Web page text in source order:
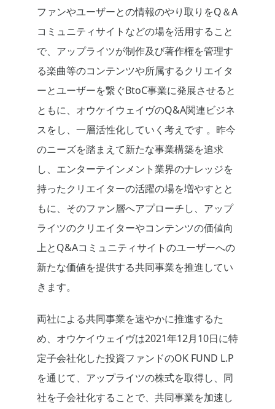
ファンやユーザーとの情報のやり取りをQ＆A
コミュニティサイトなどの場を活用すること
で、アップライツが制作及び著作権を管理す
る楽曲等のコンテンツや所属するクリエイタ
ーとユーザーを繋ぐBtoC事業に発展させると
ともに、オウケイウェイヴのQ&A関連ビジネ
スをし、一層活性化していく考えです 。昨今
のニーズを踏まえて新たな事業構築を追求
し、エンターテインメント業界のナレッジを
持ったクリエイターの活躍の場を増やすとと
もに、そのファン層へアプローチし、アップ
ライツのクリエイターやコンテンツの価値向
上とQ&Aコミュニティサイトのユーザーへの
新たな価値を提供する共同事業を推進してい
きます。
両社による共同事業を速やかに推進するた
め、オウケイウェイヴは2021年12月10日に特
定子会社化した投資ファンドのOK FUND L.P
を通じて、アップライツの株式を取得し、同
社を子会社化することで、共同事業を加速し